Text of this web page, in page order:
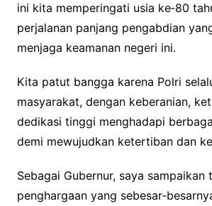
ini kita memperingati usia ke‑80
perjalanan panjang pengabdian
menjaga keamanan negeri ini.
Kita patut bangga karena Polri
masyarakat, dengan keberanian,
dedikasi tinggi menghadapi
demi mewujudkan ketertiban dan
Sebagai Gubernur, saya sampaikan
penghargaan yang